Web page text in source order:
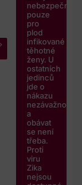
nebezpečná
pouze
pro
plod
infikované
těhotné
ženy. U
ostatních
jedinců
jde o
nákazu
nezávažnou
a
obávat
se není
třeba.
Proti
viru
Zika
nejsou